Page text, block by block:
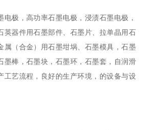
电极，高功率石墨电极，浸渍石墨电极，
英器件用石墨部件、石墨片、拉单晶用石
属（合金）用石墨坩埚、石墨模具，石墨
墨棒，石墨块，石墨环，石墨套，自润滑
工艺流程，良好的生产环境，的设备与设